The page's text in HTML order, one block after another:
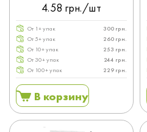
4.58 грн./шт
От 1+ упак
300 грн.
От 5+ упак
260 грн.
От 10+ упак
253 грн.
От 30+ упак
244 грн.
От 100+ упак
229 грн.
В корзину